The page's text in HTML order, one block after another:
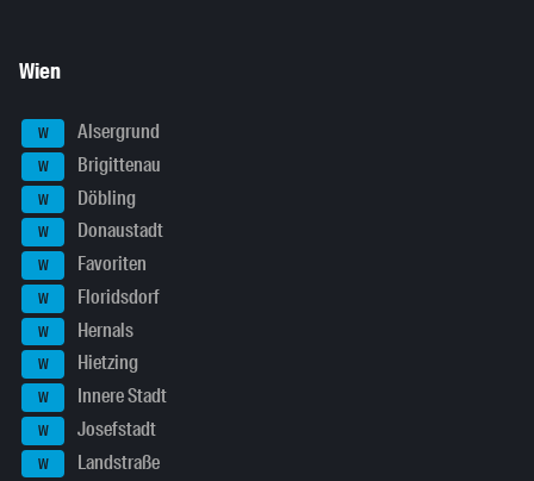
Wien
W Alsergrund
W Brigittenau
W Döbling
W Donaustadt
W Favoriten
W Floridsdorf
W Hernals
W Hietzing
W Innere Stadt
W Josefstadt
W Landstraße